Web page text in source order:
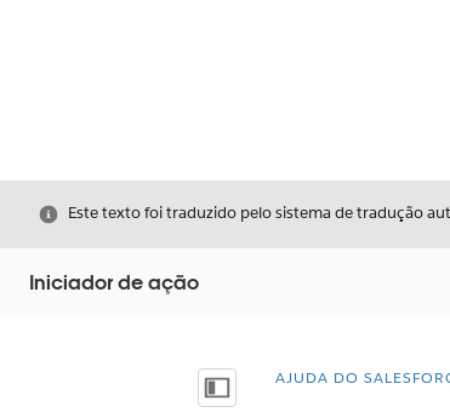
Fechar
Este texto foi traduzido pelo sistema de tradução
Iniciador de ação
Mostrar índiceVocê está aqui:
AJUDA DO